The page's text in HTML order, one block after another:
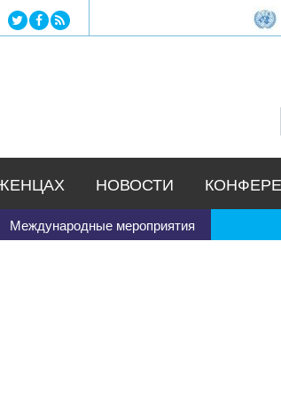
Jump to navigation
Международные мероприятия
НОВОСТИ